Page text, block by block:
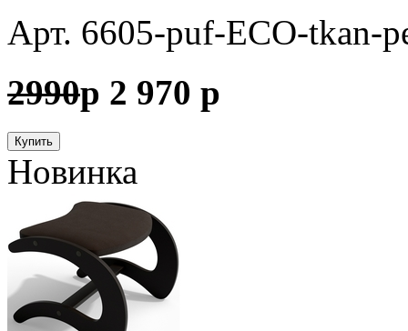
Арт. 6605-puf-ECO-tkan-
2990p 2 970 p
Купить
Новинка